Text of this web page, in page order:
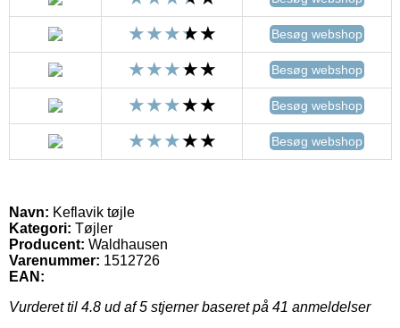
Besøg webshop
Besøg webshop
Besøg webshop
Besøg webshop
Navn: Keflavik tøjle
Kategori: Tøjler
Producent: Waldhausen
Varenummer: 1512726
EAN:
Vurderet til 4.8 ud af 5 stjerner baseret på 41 anmeldelser